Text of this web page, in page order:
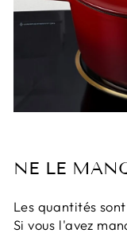
NE LE
Les quantités
Si vous l'avez